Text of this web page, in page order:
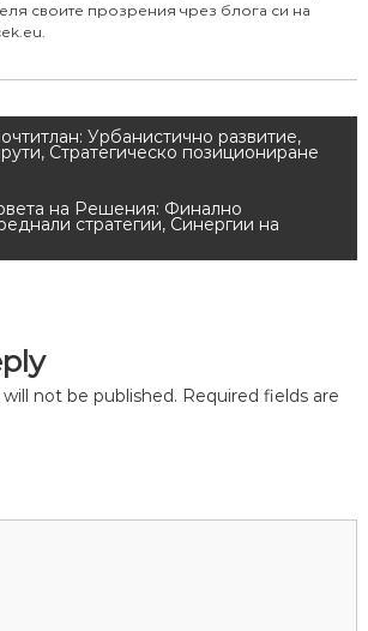
своите прозрения чрез блога си на
Урбанистично развитие,
Стратегическо позициониране
на Решения: Финално
стратегии, Синергии на
not be published. Required fields are